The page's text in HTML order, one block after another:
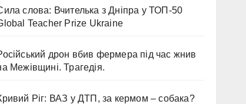
слова: Вчителька з Дніпра у ТОП-50
Teacher Prize Ukraine
дрон вбив фермера під час жнив
Межівщині. Трагедія.
Ріг: ВАЗ у ДТП, за кермом – собака?